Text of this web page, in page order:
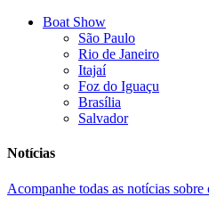
Boat Show
São Paulo
Rio de Janeiro
Itajaí
Foz do Iguaçu
Brasília
Salvador
Notícias
Acompanhe todas as notícias